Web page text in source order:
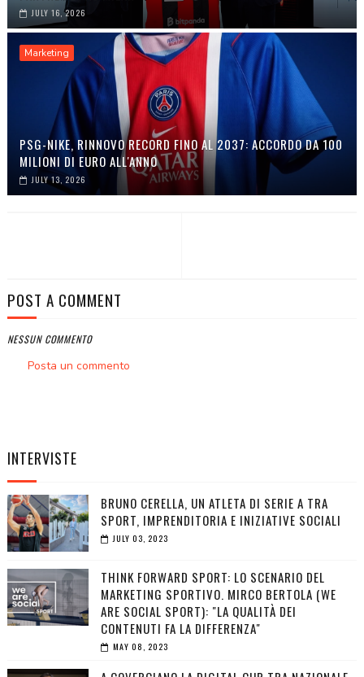
JULY 16, 2026
Marketing
PSG-NIKE, RINNOVO RECORD FINO AL 2037: ACCORDO DA 100
MILIONI DI EURO ALL'ANNO
JULY 13, 2026
POST A COMMENT
NESSUN COMMENTO
Posta un commento
INTERVISTE
BRUNO CERELLA, UN ATLETA DI SERIE A TRA
SPORT, IMPRENDITORIA E INIZIATIVE SOCIALI
JULY 03, 2023
THINK FORWARD SPORT: LO SCENARIO DEL
MARKETING SPORTIVO. MIRCO BERTOLA (WE
ARE SOCIAL SPORT): "LA QUALITÀ DEI
CONTENUTI FA LA DIFFERENZA"
MAY 08, 2023